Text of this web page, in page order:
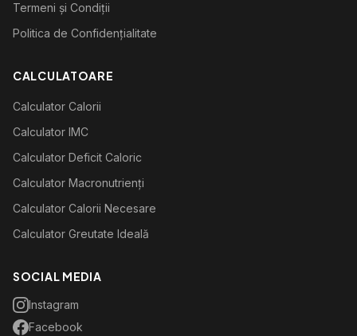
Termeni și Condiții
Politica de Confidențialitate
CALCULATOARE
Calculator Calorii
Calculator IMC
Calculator Deficit Caloric
Calculator Macronutrienți
Calculator Calorii Necesare
Calculator Greutate Ideală
SOCIAL MEDIA
Instagram
Facebook